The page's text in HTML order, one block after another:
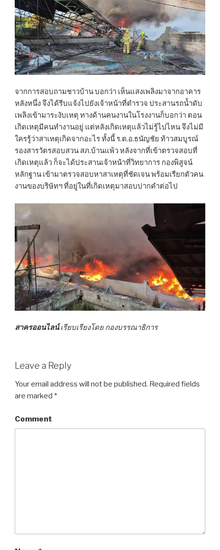
จากการสอบถามชาวบ้าน บอกว่า เห็นแสงเพลิงมาจากอาคาร
หลังหนึ่ง จึงได้รีบแจ้งไปยังเจ้าหน้าที่ตำรวจ ประสานรถน้ำดับ
เพลิงเข้ามาระงับเหตุ ทางด้านคนงานในโรงงานก็บอกว่า ตอน
เกิดเหตุมีคนทำงานอยู่ แต่หลังเกิดเหตุแล้วไม่รู้ไปไหน จึงไม่มี
ใครรู้ว่าสาเหตุเกิดจากอะไร ทั้งนี้ ร.ต.อ.ธนัญชัย ท้าวสมบูรณ์
รองสารวัตรสอบสวน สภ.บ้านแพ้ว หลังจากที่เข้าตรวจสอบที่
เกิดเหตุแล้ว ก็จะได้ประสานเจ้าหน้าที่วิทยาการ กองพิสูจน์
หลักฐาน เข้ามาตรวจสอบหาสาเหตุที่ชัดเจน พร้อมเรียกตัวคน
งานของบริษัทฯ ที่อยู่ในที่เกิดเหตุมาสอบปากคำต่อไป
สาครออนไลน์เรียบเรียงโดย กองบรรณาธิการ
Leave a Reply
Your email address will not be published. Required fields
are marked *
Comment